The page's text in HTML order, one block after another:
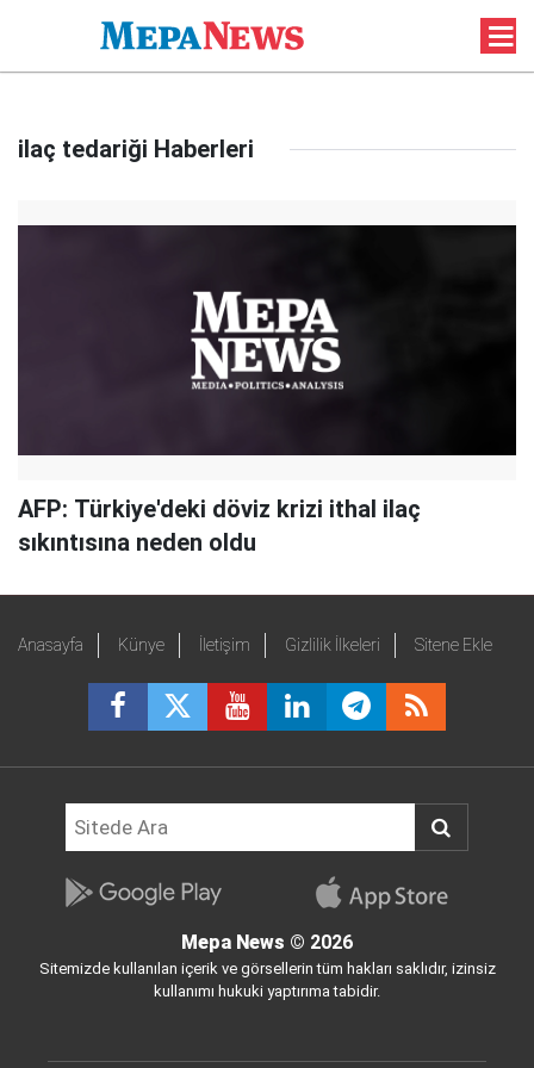
ilaç tedariği Haberleri
AFP: Türkiye'deki döviz krizi ithal ilaç
sıkıntısına neden oldu
Anasayfa Künye İletişim Gizlilik İlkeleri Sitene Ekle
Mepa News © 2026
Sitemizde kullanılan içerik ve görsellerin tüm hakları saklıdır, izinsiz
kullanımı hukuki yaptırıma tabidir.